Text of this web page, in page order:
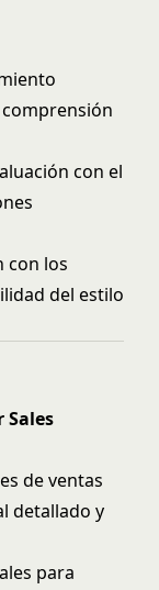
con el
con los
del estilo
de ventas
detallado y
para